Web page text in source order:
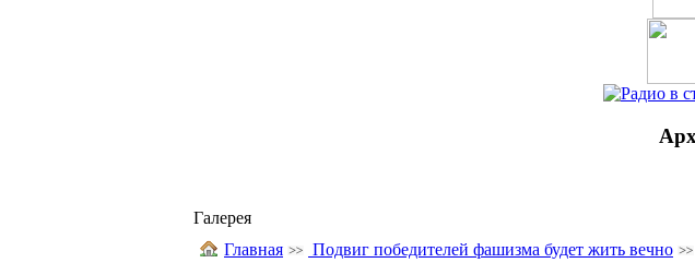
Галерея
Главная
Подвиг победителей фашизма будет жить вечно